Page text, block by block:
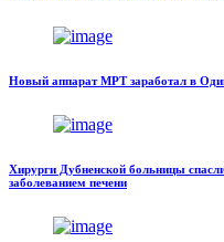
Новый аппарат МРТ заработал в
Хирурги Дубненской больницы
заболеванием печени